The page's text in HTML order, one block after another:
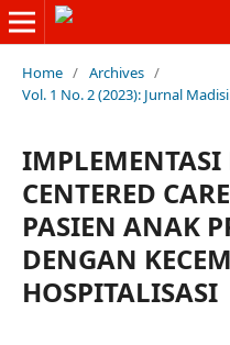
Home / Archives /
Vol. 1 No. 2 (2023): Jurnal
CENTERED
PASIEN ANAK
DENGAN
HOSPITALISASI